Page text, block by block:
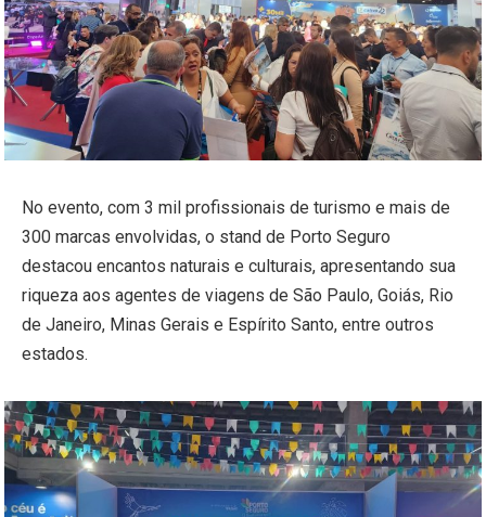
No evento, com 3 mil profissionais de turismo e mais de
300 marcas envolvidas, o stand de Porto Seguro
destacou encantos naturais e culturais, apresentando sua
riqueza aos agentes de viagens de São Paulo, Goiás, Rio
de Janeiro, Minas Gerais e Espírito Santo, entre outros
estados.